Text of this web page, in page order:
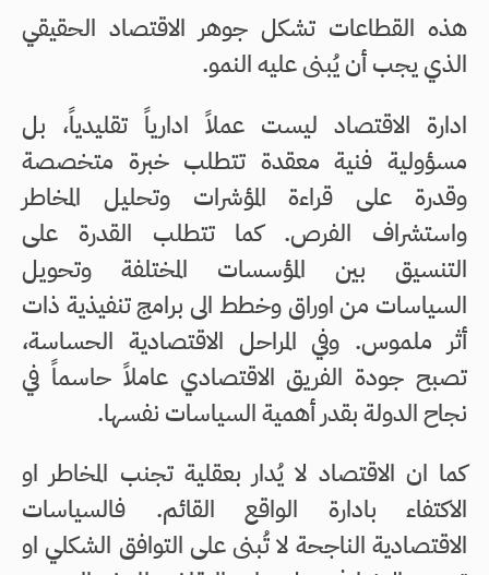
هذه القطاعات تشكل جوهر الاقتصاد الحقيقي
الذي يجب أن يُبنى عليه النمو.
ادارة الاقتصاد ليست عملاً ادارياً تقليدياً، بل
مسؤولية فنية معقدة تتطلب خبرة متخصصة
وقدرة على قراءة المؤشرات وتحليل المخاطر
واستشراف الفرص. كما تتطلب القدرة على
التنسيق بين المؤسسات المختلفة وتحويل
السياسات من اوراق وخطط الى برامج تنفيذية ذات
أثر ملموس. وفي المراحل الاقتصادية الحساسة،
تصبح جودة الفريق الاقتصادي عاملاً حاسماً في
نجاح الدولة بقدر أهمية السياسات نفسها.
كما ان الاقتصاد لا يُدار بعقلية تجنب المخاطر او
الاكتفاء بادارة الواقع القائم. فالسياسات
الاقتصادية الناجحة لا تُبنى على التوافق الشكلي او